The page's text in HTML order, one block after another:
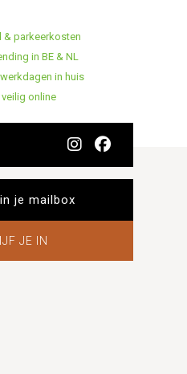
& parkeerkosten
in BE & NL
in huis
veilig online
JE IN